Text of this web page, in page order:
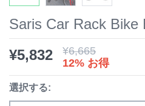
Saris Car Rack Bike
¥5,832 ¥6,665
12% お得
選択する: